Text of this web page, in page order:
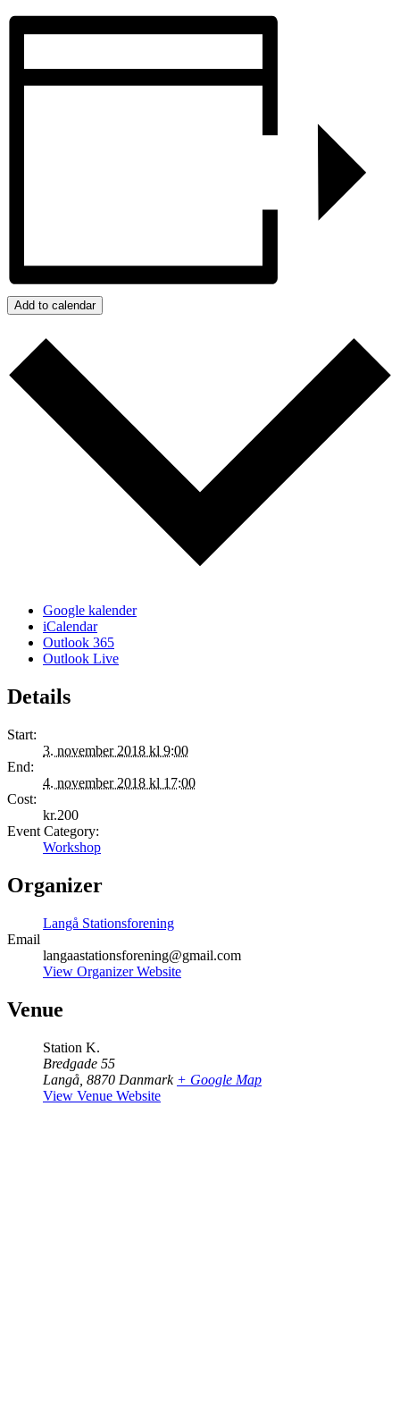
Add to calendar
Google kalender
iCalendar
Outlook 365
Outlook Live
Details
Start:
3. november 2018 kl 9:00
End:
4. november 2018 kl 17:00
Cost:
kr.200
Event Category:
Workshop
Organizer
Langå Stationsforening
Email
langaastationsforening@gmail.com
View Organizer Website
Venue
Station K.
Bredgade 55
Langå 8870 Danmark + Google Map
View Venue Website